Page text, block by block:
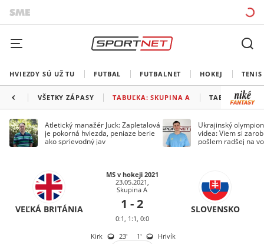
HVIEZDY SÚ UŽ TU FUTBAL FUTBALNET HOKEJ TENIS
VŠETKY ZÁPASY TABUĽKA: SKUPINA A TABUĽKA:
Atletický manažér Juck: Zapletalová
je pokorná hviezda, peniaze berie
ako sprievodný jav
Ukrajinský
videa: Viem si
pošlem radšej na
VEĽKÁ BRITÁNIA
MS v hokeji 2021
23.05.2021,
Skupina A
1 - 2
0:1, 1:1, 0:0
SLOVENSKO
Kirk 23' 1' Hrivík